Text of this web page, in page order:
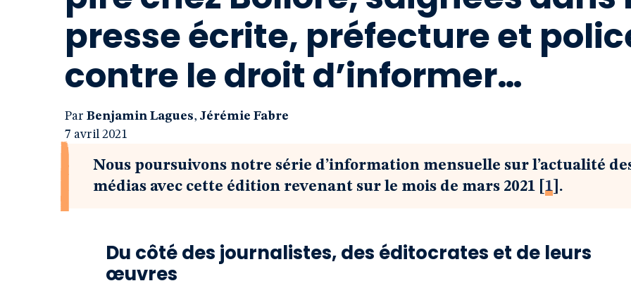
presse écrite, préfecture et
contre le droit d’informer…
Par Benjamin Lagues, Jérémie Fabre
7 avril 2021
Nous poursuivons notre série d’information mensuelle sur l’actualité
médias avec cette édition revenant sur le mois de mars 2021
1 .
Du côté des journalistes, des éditocrates et de leurs
œuvres